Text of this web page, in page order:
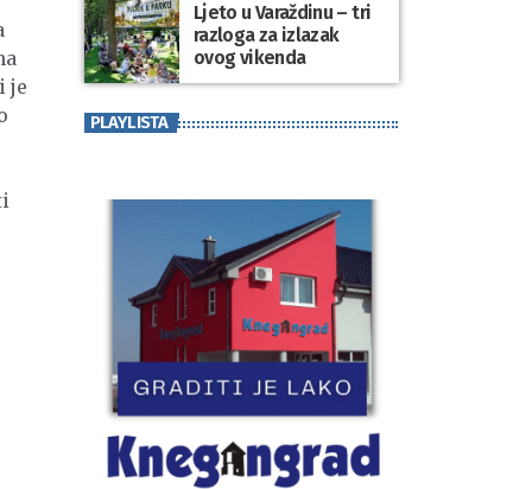
je
Ljeto u Varaždinu – tri
razloga za izlazak
ovog vikenda
PLAYLISTA